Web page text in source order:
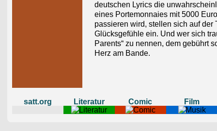
deutschen Lyrics die
eines Portemonnaies mit 5000
passieren wird, stellen sich auf der
Glücksgefühle ein. Und wer sich
Parents“ zu nennen, dem gebührt
Herz am Bande.
satt.org Literatur Comic Film